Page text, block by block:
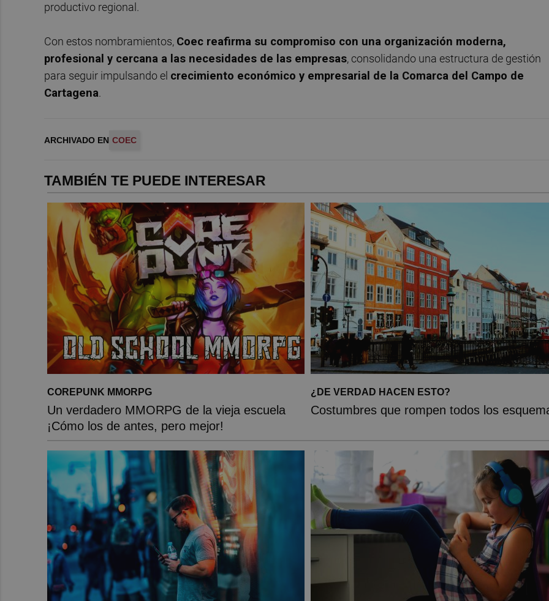
productivo regional.
Con estos nombramientos, Coec reafirma su compromiso con una organización moderna,
profesional y cercana a las necesidades de las empresas, consolidando una estructura de gestión
para seguir impulsando el crecimiento económico y empresarial de la Comarca del Campo de
Cartagena.
ARCHIVADO EN COEC
TAMBIÉN TE PUEDE INTERESAR
COREPUNK MMORPG
Un verdadero MMORPG de la vieja escuela
¡Cómo los de antes, pero mejor!
¿DE VERDAD HACEN ESTO?
Costumbres que rompen todos los